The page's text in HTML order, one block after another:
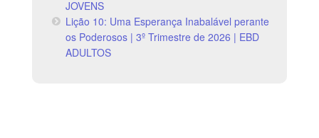
JOVENS
Lição 10: Uma Esperança Inabalável perante
os Poderosos | 3º Trimestre de 2026 | EBD
ADULTOS